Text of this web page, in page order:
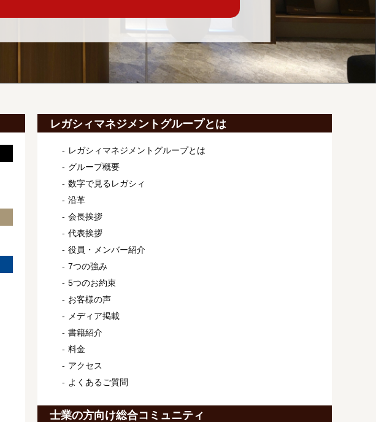
レガシィマネジメントグループとは
レガシィマネジメントグループとは
グループ概要
数字で見るレガシィ
沿革
会長挨拶
代表挨拶
役員・メンバー紹介
7つの強み
5つのお約束
お客様の声
メディア掲載
書籍紹介
料金
アクセス
よくあるご質問
士業の方向け総合コミュニティ